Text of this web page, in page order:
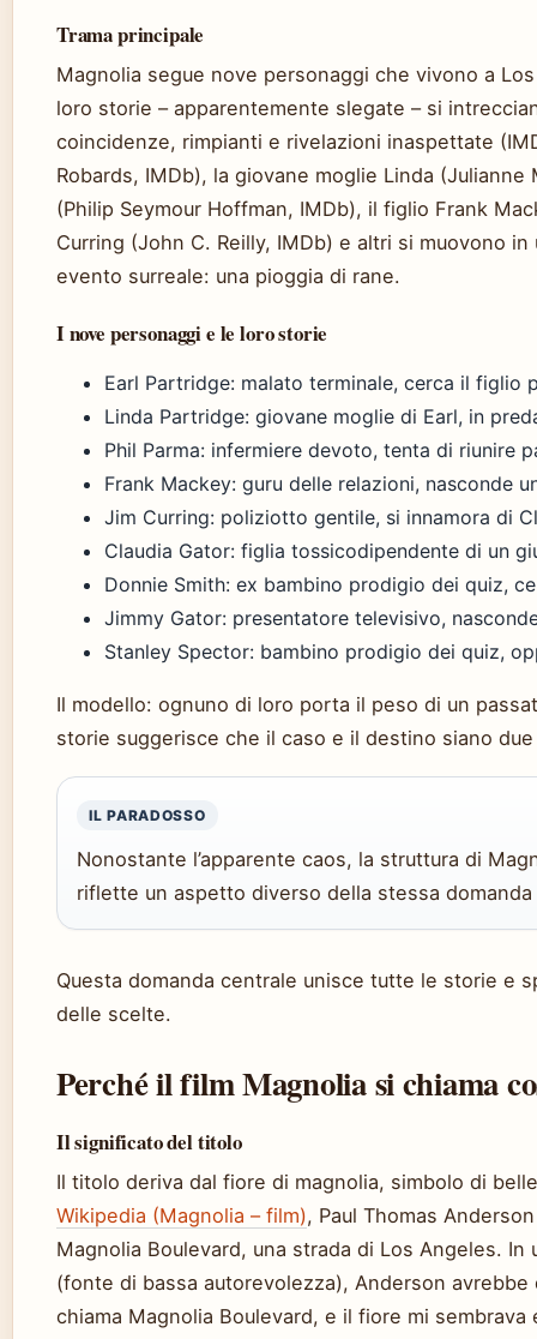
Trama principale
Magnolia segue nove personaggi che vivono a
loro storie – apparentemente slegate – si
coincidenze, rimpianti e rivelazioni inaspettate
Robards, IMDb), la giovane moglie Linda (Julianne
(Philip Seymour Hoffman, IMDb), il figlio Frank
Curring (John C. Reilly, IMDb) e altri si muovono
evento surreale: una pioggia di rane.
I nove personaggi e le loro storie
Earl Partridge: malato terminale, cerca il figlio
Linda Partridge: giovane moglie di Earl, in
Phil Parma: infermiere devoto, tenta di riunire
Frank Mackey: guru delle relazioni, nasconde
Jim Curring: poliziotto gentile, si innamora di
Claudia Gator: figlia tossicodipendente di un
Donnie Smith: ex bambino prodigio dei quiz,
Jimmy Gator: presentatore televisivo,
Stanley Spector: bambino prodigio dei quiz,
Il modello: ognuno di loro porta il peso di un
storie suggerisce che il caso e il destino siano
IL PARADOSSO
Nonostante l’apparente caos, la struttura di
riflette un aspetto diverso della stessa
Questa domanda centrale unisce tutte le storie e
delle scelte.
Perché il film Magnolia si chiama
Il significato del titolo
Il titolo deriva dal fiore di magnolia, simbolo di
Wikipedia (Magnolia – film), Paul Thomas
Magnolia Boulevard, una strada di Los Angeles.
(fonte di bassa autorevolezza), Anderson
chiama Magnolia Boulevard, e il fiore mi